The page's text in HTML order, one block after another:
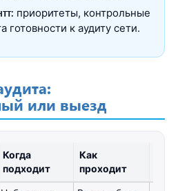
приоритеты, контрольные
готовности к аудиту сети.
или выезд
Когда
подходит
Как
проходит